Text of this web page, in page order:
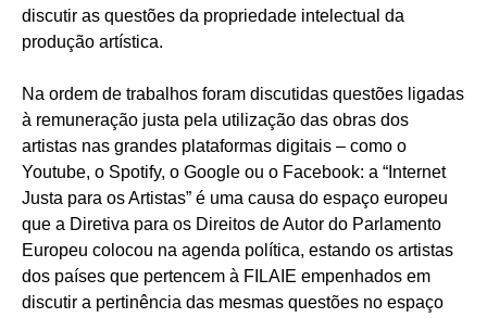
discutir as questões da propriedade intelectual da
produção artística.
Na ordem de trabalhos foram discutidas questões ligadas
à remuneração justa pela utilização das obras dos
artistas nas grandes plataformas digitais – como o
Youtube, o Spotify, o Google ou o Facebook: a “Internet
Justa para os Artistas” é uma causa do espaço europeu
que a Diretiva para os Direitos de Autor do Parlamento
Europeu colocou na agenda política, estando os artistas
dos países que pertencem à FILAIE empenhados em
discutir a pertinência das mesmas questões no espaço